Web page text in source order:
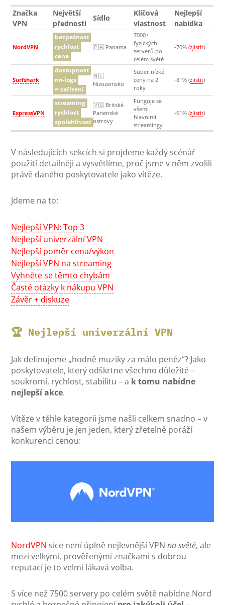
Značka
VPN
Největší
přednosti
Sídlo
Klíčová
vlastnost
Nejlepší
nabídka
NordVPN
bezpečnost
rychlost
cena
🇵🇦 Panama
7000+
fyzických
serverů po
celém světě
-70% (zjistit)
Surfshark
dostupnost
no-logs
∞ zařízení
🇳🇱
Nizozemsko
Super nízké
ceny na 2
roky
-81% (zjistit)
ExpressVPN
streaming
rychlost
spolehlivost
🇻🇬 Britské
Panenské
ostrovy
Funguje se
všemi
hlavními
streamingy
-61% (zjistit)
V následujících sekcích si projdeme každý scénář
použití detailněji a vysvětlíme, proč jsme v něm zvolili
právě daného poskytovatele jako vítěze.
Jdeme na to:
Nejlepší VPN: Top 3
Nejlepší univerzální VPN
Nejlepší poměr cena/výkon
Nejlepší VPN na streaming
Vyhněte se těmto chybám
Časté otázky k nákupu VPN
Závěr + diskuze
🏆 Nejlepší univerzální VPN
Jak definujeme „hodně muziky za málo peněz“? Jako
poskytovatele, který odškrtne všechno důležité –
soukromí, rychlost, stabilitu – a k tomu nabídne
nejlepší akce.
Vítěze v téhle kategorii jsme našli celkem snadno – v
našem výběru je jen jeden, který zřetelně poráží
konkurenci cenou:
NordVPN sice není úplně nejlevnější VPNna světě, ale
mezi velkými, prověřenými značkami s dobrou
reputací je to velmi lákavá volba.
S více než 7500 servery po celém světě nabídne Nord